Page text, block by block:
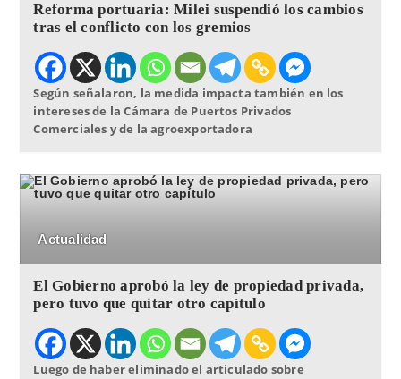
Reforma portuaria: Milei suspendió los cambios
tras el conflicto con los gremios
Según señalaron, la medida impacta también en los
intereses de la Cámara de Puertos Privados
Comerciales y de la agroexportadora
Actualidad
El Gobierno aprobó la ley de propiedad privada,
pero tuvo que quitar otro capítulo
Luego de haber eliminado el articulado sobre